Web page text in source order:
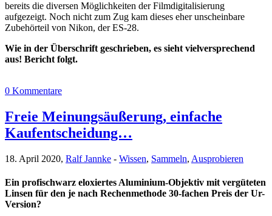
bereits die diversen Möglichkeiten der Filmdigitalisierung
aufgezeigt. Noch nicht zum Zug kam dieses eher unscheinbare
Zubehörteil von Nikon, der ES-28.
Wie in der Überschrift geschrieben, es sieht vielversprechend
aus! Bericht folgt.
0 Kommentare
Freie Meinungsäußerung, einfache
Kaufentscheidung…
18. April 2020, Ralf Jannke - Wissen, Sammeln, Ausprobieren
Ein profischwarz eloxiertes Aluminium-Objektiv mit vergüteten
Linsen für den je nach Rechenmethode 30-fachen Preis der Ur-
Version?